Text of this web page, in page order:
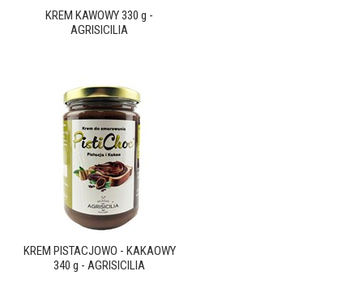
KREM KAWOWY 330 g -
AGRISICILIA
KREM PISTACJOWO - KAKAOWY
340 g - AGRISICILIA